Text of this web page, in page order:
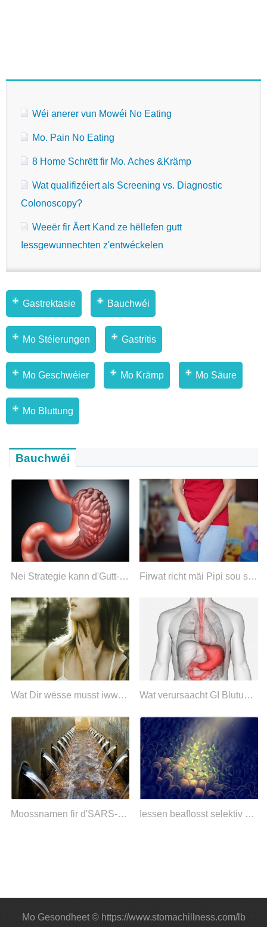
Wéi anerer vun Mowéi No Eating
Mo. Pain No Eating
8 Home Schrëtt fir Mo. Aches &Krämp
Wat qualifizéiert als Screening vs. Diagnostic
Colonoscopy?
Weeër fir Äert Kand ze hëllefen gutt
Iessgewunnechten z'entwéckelen
Gastrektasie Bauchwéi
Mo Stéierungen Gastritis
Mo Geschwéier Mo Krämp Mo Säure
Mo Bluttung
Bauchwéi
Nei Strategie kann d'Gutt-Gehir Kommunikatioun stäerken Firwat richt mäi Pipi sou schlecht?
Wat Dir wësse musst iwwer Eosinophil Esophagitis Wat verursaacht GI Blutungen?
Moossnamen fir d'SARS-CoV-2 Iwwerdroung duerch Ofwaasser an aarme Regiounen ze vermeiden Iessen beaflosst selektiv Darmmikroben fënnt Studie
Mo Gesondheet © https://www.stomachillness.com/lb